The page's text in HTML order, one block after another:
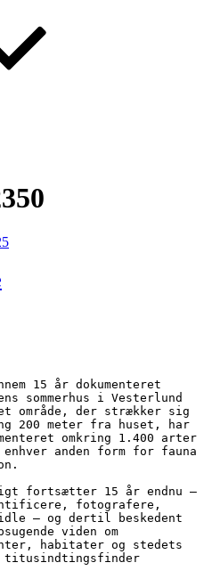
15 år dokumenteret
sommerhus i Vesterlund
område, der strækker sig
200 meter fra huset, har
omkring 1.400 arter
anden form for fauna
fortsætter 15 år endnu –
fotografere,
– og dertil beskedent
viden om
habitater og stedets
titusindtingsfinder